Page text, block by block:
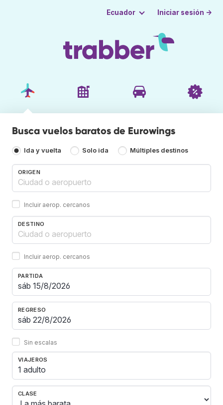
Ecuador Iniciar sesión →
Busca vuelos baratos de Eurowings
Ida y vuelta Solo ida Múltiples destinos
ORIGEN
Incluir aerop. cercanos
DESTINO
Incluir aerop. cercanos
PARTIDA
REGRESO
Sin escalas
VIAJEROS
1 adulto
CLASE